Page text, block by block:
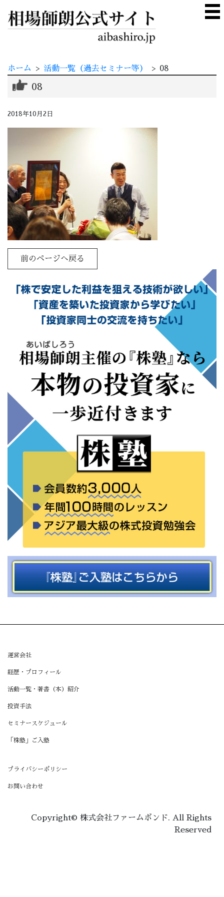
ホーム > 活動一覧（過去セミナー等） > 08
08
2018年10月2日
前のページへ戻る
運営会社
経歴・プロフィール
活動一覧・著書（本）紹介
投資手法
セミナースケジュール
「株塾」ご入塾
プライバシーポリシー
お問い合わせ
Copyright© 株式会社ファームボンド. All Rights
Reserved